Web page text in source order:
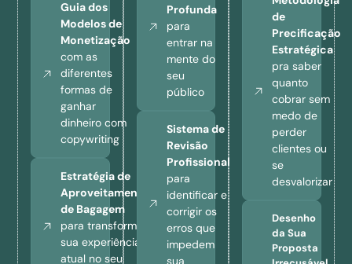
Guia dos
Modelos de
Monetização
com as
diferentes
formas de
ganhar
dinheiro com
copywriting
Estratégia de
Aproveitamento
de Bagagem
para transformar
sua experiência
atual no seu
Profunda
para
entrar na
mente do
seu
público
Sistema de
Revisão
Profissional
para
identificar e
corrigir os
erros que
impedem
sua
de
Precificação
Estratégica
pra saber
quanto
cobrar sem
medo de
perder
clientes ou
se
desvalorizar
Desenho
da Sua
Proposta